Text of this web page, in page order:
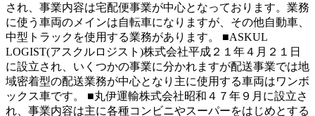
され、事業内容は宅配便事業が中心となっております。業務
に使う車両のメインは自転車になりますが、その他自動車、
中型トラックを使用する業務があります。 ■ASKUL
LOGIST(アスクルロジスト)株式会社平成２１年４月２１日
に設立され、いくつかの事業に分かれますが配送事業では地
域密着型の配送業務が中心となり主に使用する車両はワンボ
ックス車です。 ■丸伊運輸株式会社昭和４７年９月に設立さ
れ、事業内容は主に各種コンビニやスーパーをはじめとする